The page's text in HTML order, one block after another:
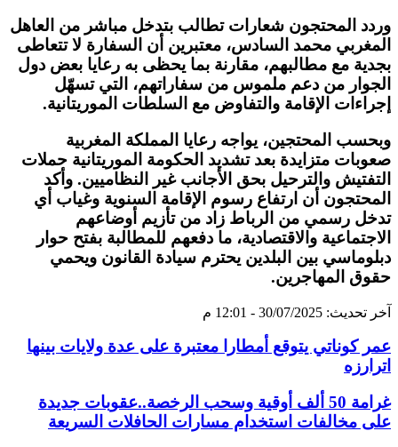
وردد المحتجون شعارات تطالب بتدخل مباشر من العاهل
المغربي محمد السادس، معتبرين أن السفارة لا تتعاطى
بجدية مع مطالبهم، مقارنة بما يحظى به رعايا بعض دول
الجوار من دعم ملموس من سفاراتهم، التي تسهّل
إجراءات الإقامة والتفاوض مع السلطات الموريتانية.
وبحسب المحتجين، يواجه رعايا المملكة المغربية
صعوبات متزايدة بعد تشديد الحكومة الموريتانية حملات
التفتيش والترحيل بحق الأجانب غير النظاميين. وأكد
المحتجون أن ارتفاع رسوم الإقامة السنوية وغياب أي
تدخل رسمي من الرباط زاد من تأزيم أوضاعهم
الاجتماعية والاقتصادية، ما دفعهم للمطالبة بفتح حوار
دبلوماسي بين البلدين يحترم سيادة القانون ويحمي
حقوق المهاجرين.
آخر تحديث: 30/07/2025 - 12:01 م
عمر كوناتي يتوقع أمطارا معتبرة على عدة ولايات بينها
اترارزه
غرامة 50 ألف أوقية وسحب الرخصة..عقوبات جديدة
على مخالفات استخدام مسارات الحافلات السريعة